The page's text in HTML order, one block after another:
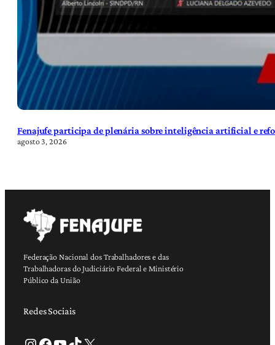
Fenajufe participa de plenária sobre inteligência artificial e
agosto 3, 2026
Federação Nacional dos Trabalhadores e das
Trabalhadoras do Judiciário Federal e Ministério
Público da União
Redes Sociais